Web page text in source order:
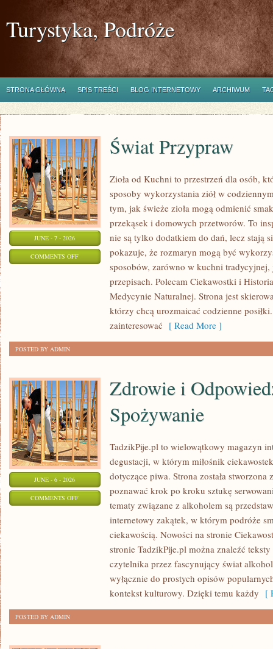
Turystyka, Podróże
STRONA GŁÓWNA SPIS TREŚCI BLOG INTERNETOWY ARCHIWUM
JUNE - 7 - 2026
COMMENTS OFFON
PRZYPRAW
Świat Przypraw
Zioła od Kuchni to przestrzeń dla osób,
sposoby wykorzystania ziół w
tym, jak świeże zioła mogą odmienić
przekąsek i domowych przetworów. To
nie są tylko dodatkiem do dań, lecz stają
pokazuje, że rozmaryn mogą być
sposobów, zarówno w kuchni
przepisach. Polecam Ciekawostki i
Medycynie Naturalnej. Strona jest
którzy chcą urozmaicać codzienne
zainteresować [ Read More ]
POSTED BY ADMIN
JUNE - 6 - 2026
COMMENTS OFFON
Zdrowie i
Spożywanie
TadzikPije.pl to wielowątkowy magazyn
degustacji, w którym miłośnik
dotyczące piwa. Strona została
poznawać krok po kroku sztukę
tematy związane z alkoholem są
internetowy zakątek, w którym podróże
ciekawością. Nowości na stronie
stronie TadzikPije.pl można znaleźć
czytelnika przez fascynujący świat
wyłącznie do prostych opisów
kontekst kulturowy. Dzięki temu każdy [
POSTED BY ADMIN